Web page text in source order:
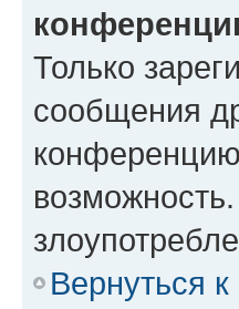
Только
сообщения
Вернуться